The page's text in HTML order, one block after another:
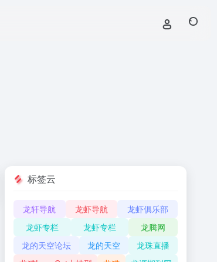
标签云
龙轩导航 龙虾导航
龙虾俱乐部
龙虾专栏
龙虾专栏
龙腾网
龙的天空论坛
龙的天空
龙珠直播